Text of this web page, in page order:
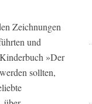
Zeichnungen
und
»Der
sollten,